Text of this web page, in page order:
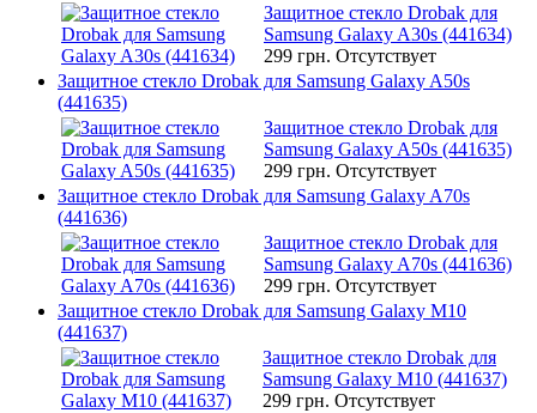
Защитное стекло Drobak для
Samsung Galaxy A30s (441634)
299 грн. Отсутствует
Защитное стекло Drobak для Samsung Galaxy A50s
(441635)
Защитное стекло Drobak для
Samsung Galaxy A50s (441635)
299 грн. Отсутствует
Защитное стекло Drobak для Samsung Galaxy A70s
(441636)
Защитное стекло Drobak для
Samsung Galaxy A70s (441636)
299 грн. Отсутствует
Защитное стекло Drobak для Samsung Galaxy M10
(441637)
Защитное стекло Drobak для
Samsung Galaxy M10 (441637)
299 грн. Отсутствует